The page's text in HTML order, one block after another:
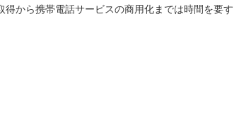
から携帯電話サービスの商用化までは時間を要す